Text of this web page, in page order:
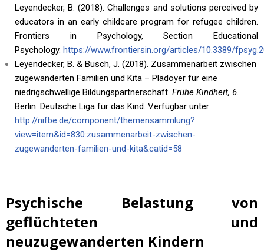
Leyendecker, B. (2018). Challenges and solutions perceived by
educators in an early childcare program for refugee children.
Frontiers in Psychology, Section Educational
Psychology. https://www.frontiersin.org/articles/10.3389/
Leyendecker, B. & Busch, J. (2018). Zusammenarbeit zwischen
zugewanderten Familien und Kita – Plädoyer für eine
niedrigschwellige Bildungspartnerschaft. Frühe Kindheit, 6.
Berlin: Deutsche Liga für das Kind. Verfügbar unter
http://nifbe.de/component/themensammlung?
view=item&id=830:zusammenarbeit-zwischen-
zugewanderten-familien-und-kita&catid=58
Psychische Belastung von
geflüchteten und
neuzugewanderten Kindern